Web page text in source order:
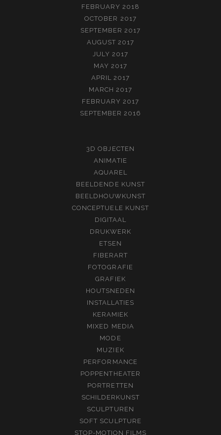
FEBRUARY 2018
OCTOBER 2017
SEPTEMBER 2017
AUGUST 2017
JULY 2017
MAY 2017
APRIL 2017
MARCH 2017
FEBRUARY 2017
SEPTEMBER 2016
3D OBJECTEN
ANIMATIE
AQUAREL
BEELDENDE KUNST
BEELDHOUWKUNST
CONCEPTUELE KUNST
DIGITAAL
DRUKWERK
ETSEN
FIBERART
FOTOGRAFIE
GRAFIEK
HOUTSNEDEN
INSTALLATIES
KERAMIEK
MIXED MEDIA
MODE
MUZIEK
PERFORMANCE
POPPENTHEATER
PORTRETTEN
SCHILDERKUNST
SCULPTUREN
SOFT SCULPTURE
STOP-MOTION FILMS